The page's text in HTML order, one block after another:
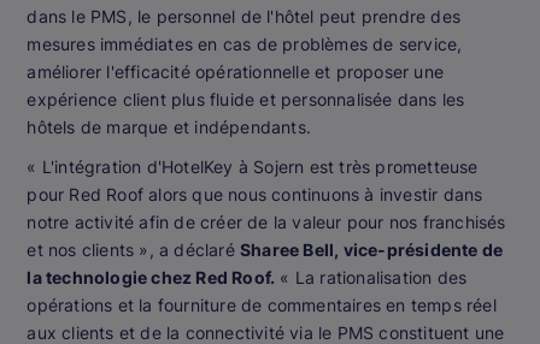
dans le PMS, le personnel de l'hôtel peut prendre des
mesures immédiates en cas de problèmes de service,
améliorer l'efficacité opérationnelle et proposer une
expérience client plus fluide et personnalisée dans les
hôtels de marque et indépendants.
« L'intégration d'HotelKey à Sojern est très prometteuse
pour Red Roof alors que nous continuons à investir dans
notre activité afin de créer de la valeur pour nos franchisés
et nos clients », a déclaré Sharee Bell, vice-présidente de
la technologie chez Red Roof. « La rationalisation des
opérations et la fourniture de commentaires en temps réel
aux clients et de la connectivité via le PMS constituent une